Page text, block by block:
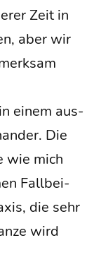
Zeit in
aber wir
einem aus­
Die
wie mich
Fall­bei­
die sehr
wird